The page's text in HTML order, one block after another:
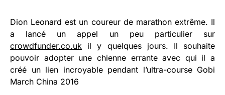
Dion Leonard est un coureur de marathon extrême. Il
a lancé un appel un peu particulier sur
crowdfunder.co.uk il y quelques jours. Il souhaite
pouvoir adopter une chienne errante avec qui il a
créé un lien incroyable pendant l’ultra-course Gobi
March China 2016